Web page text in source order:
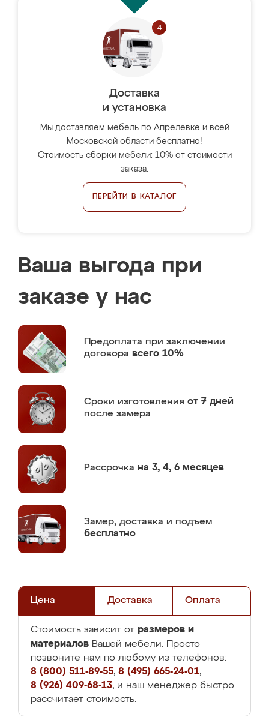
Доставка
и установка
Мы доставляем мебель по Апрелевке и всей
Московской области бесплатно!
Стоимость сборки мебели: 10% от стоимости
заказа.
ПЕРЕЙТИ В КАТАЛОГ
Ваша выгода при
заказе у нас
Предоплата при заключении
договора всего 10%
Сроки изготовления от 7 дней
после замера
Рассрочка на 3, 4, 6 месяцев
Замер, доставка и подъем
бесплатно
Цена Доставка Оплата
Стоимость зависит от размеров и
материалов Вашей мебели. Просто
позвоните нам по любому из телефонов:
8 (800) 511-89-55, 8 (495) 665-24-01,
8 (926) 409-68-13, и наш менеджер быстро
рассчитает стоимость.